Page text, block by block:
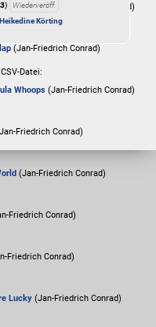
Tension (Jan-Friedrich Conrad)
(Jan-Friedrich Conrad)
Whoops (Jan-Friedrich Conrad)
Friedrich Conrad)
(Jan-Friedrich Conrad)
Friedrich Conrad)
Friedrich Conrad)
Lucky (Jan-Friedrich Conrad)
)
Wiederveröff.
Heikedine Körting
Datei: